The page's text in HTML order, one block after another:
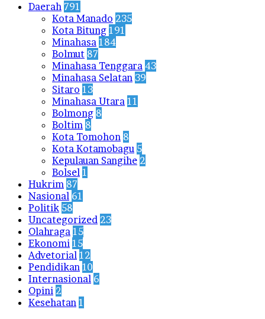
Daerah 791
Kota Manado 235
Kota Bitung 191
Minahasa 184
Bolmut 87
Minahasa Tenggara 43
Minahasa Selatan 39
Sitaro 13
Minahasa Utara 11
Bolmong 8
Boltim 8
Kota Tomohon 8
Kota Kotamobagu 5
Kepulauan Sangihe 2
Bolsel 1
Hukrim 87
Nasional 61
Politik 58
Uncategorized 23
Olahraga 15
Ekonomi 15
Advetorial 12
Pendidikan 10
Internasional 6
Opini 2
Kesehatan 1